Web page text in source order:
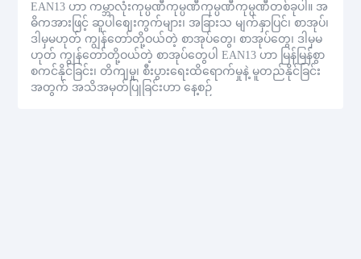
EAN13 ဟာ ကမ္ဘာလုံးကုမ္ပဏီကုမ္ပဏီကုမ္ပဏီကုမ္ပဏီတစ်ခုပါ။ အ
ဓိကအားဖြင့် ဆူပါစျေးကွက်များ၊ အခြားသ မျက်နှာပြင်၊ စာအုပ်၊
ဒါမှမဟုတ် ကျွန်တော်တို့ဝယ်တဲ့ စာအုပ်တွေ၊ စာအုပ်တွေ၊ ဒါမှမ
ဟုတ် ကျွန်တော်တို့ဝယ်တဲ့ စာအုပ်တွေပါ EAN13 ဟာ မြန်မြန်စွာ
စကင်နိုင်ခြင်း၊ တိကျမှု၊ စီးပွားရေးထိရောက်မှုနဲ့ မူတည်နိုင်ခြင်း
အတွက် အသိအမှတ်ပြုခြင်းဟာ နေ့စဉ်